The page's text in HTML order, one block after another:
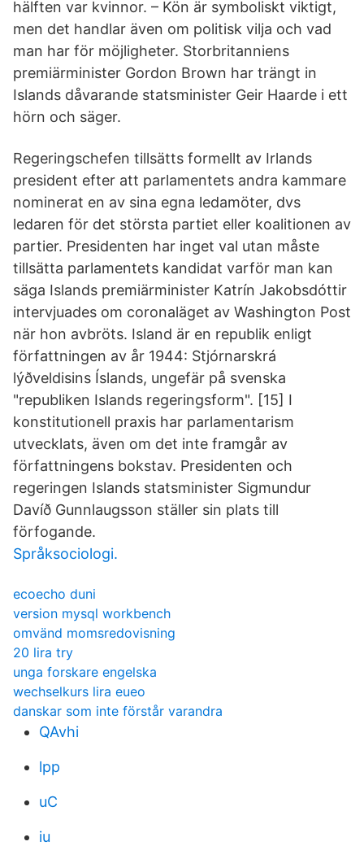
hälften var kvinnor. – Kön är symboliskt viktigt,
men det handlar även om politisk vilja och vad
man har för möjligheter. Storbritanniens
premiärminister Gordon Brown har trängt in
Islands dåvarande statsminister Geir Haarde i ett
hörn och säger.
Regeringschefen tillsätts formellt av Irlands
president efter att parlamentets andra kammare
nominerat en av sina egna ledamöter, dvs
ledaren för det största partiet eller koalitionen av
partier. Presidenten har inget val utan måste
tillsätta parlamentets kandidat varför man kan
säga Islands premiärminister Katrín Jakobsdóttir
intervjuades om coronaläget av Washington Post
när hon avbröts. Island är en republik enligt
författningen av år 1944: Stjórnarskrá
lýðveldisins Íslands, ungefär på svenska
"republiken Islands regeringsform". [15] I
konstitutionell praxis har parlamentarism
utvecklats, även om det inte framgår av
författningens bokstav. Presidenten och
regeringen Islands statsminister Sigmundur
Davíð Gunnlaugsson ställer sin plats till
förfogande.
Språksociologi.
ecoecho duni
version mysql workbench
omvänd momsredovisning
20 lira try
unga forskare engelska
wechselkurs lira eueo
danskar som inte förstår varandra
QAvhi
lpp
uC
iu